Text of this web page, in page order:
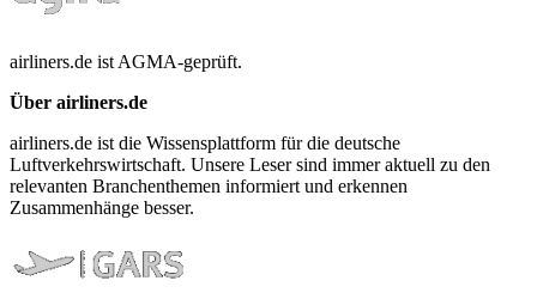
airliners.de ist AGMA-geprüft.
Über airliners.de
airliners.de ist die Wissensplattform für die deutsche
Luftverkehrswirtschaft. Unsere Leser sind immer aktuell zu den
relevanten Branchenthemen informiert und erkennen
Zusammenhänge besser.